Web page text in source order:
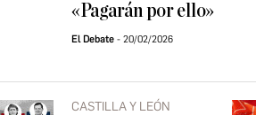
«Pagarán por ello»
El Debate 20/02/2026
CASTILLA Y LEÓN